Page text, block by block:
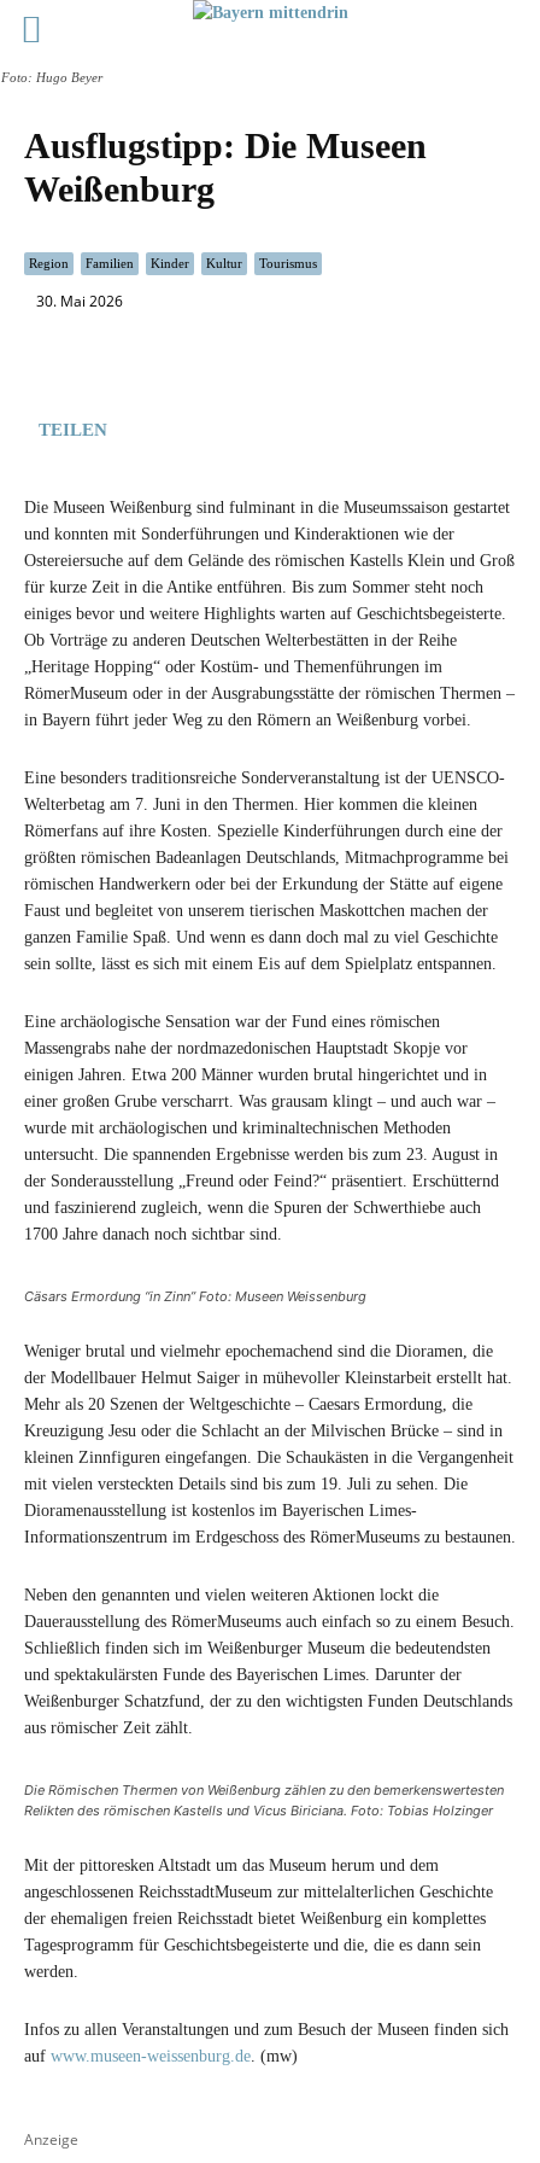
Ausflugstipp: Die Museen
Weißenburg
Region Familien Kinder Kultur Tourismus
30. Mai 2026
Foto: Hugo Beyer
TEILEN
Die Museen Weißenburg sind fulminant in die Museumssaison gestartet
und konnten mit Sonderführungen und Kinderaktionen wie der
Ostereiersuche auf dem Gelände des römischen Kastells Klein und Groß
für kurze Zeit in die Antike entführen. Bis zum Sommer steht noch
einiges bevor und weitere Highlights warten auf Geschichtsbegeisterte.
Ob Vorträge zu anderen Deutschen Welterbestätten in der Reihe
„Heritage Hopping“ oder Kostüm- und Themenführungen im
RömerMuseum oder in der Ausgrabungsstätte der römischen Thermen –
in Bayern führt jeder Weg zu den Römern an Weißenburg vorbei.
Eine besonders traditionsreiche Sonderveranstaltung ist der UENSCO-
Welterbetag am 7. Juni in den Thermen. Hier kommen die kleinen
Römerfans auf ihre Kosten. Spezielle Kinderführungen durch eine der
größten römischen Badeanlagen Deutschlands, Mitmachprogramme bei
römischen Handwerkern oder bei der Erkundung der Stätte auf eigene
Faust und begleitet von unserem tierischen Maskottchen machen der
ganzen Familie Spaß. Und wenn es dann doch mal zu viel Geschichte
sein sollte, lässt es sich mit einem Eis auf dem Spielplatz entspannen.
Eine archäologische Sensation war der Fund eines römischen
Massengrabs nahe der nordmazedonischen Hauptstadt Skopje vor
einigen Jahren. Etwa 200 Männer wurden brutal hingerichtet und in
einer großen Grube verscharrt. Was grausam klingt – und auch war –
wurde mit archäologischen und kriminaltechnischen Methoden
untersucht. Die spannenden Ergebnisse werden bis zum 23. August in
der Sonderausstellung „Freund oder Feind?“ präsentiert. Erschütternd
und faszinierend zugleich, wenn die Spuren der Schwerthiebe auch
1700 Jahre danach noch sichtbar sind.
Cäsars Ermordung “in Zinn” Foto: Museen Weissenburg
Weniger brutal und vielmehr epochemachend sind die Dioramen, die
der Modellbauer Helmut Saiger in mühevoller Kleinstarbeit erstellt hat.
Mehr als 20 Szenen der Weltgeschichte – Caesars Ermordung, die
Kreuzigung Jesu oder die Schlacht an der Milvischen Brücke – sind in
kleinen Zinnfiguren eingefangen. Die Schaukästen in die Vergangenheit
mit vielen versteckten Details sind bis zum 19. Juli zu sehen. Die
Dioramenausstellung ist kostenlos im Bayerischen Limes-
Informationszentrum im Erdgeschoss des RömerMuseums zu bestaunen.
Neben den genannten und vielen weiteren Aktionen lockt die
Dauerausstellung des RömerMuseums auch einfach so zu einem Besuch.
Schließlich finden sich im Weißenburger Museum die bedeutendsten
und spektakulärsten Funde des Bayerischen Limes. Darunter der
Weißenburger Schatzfund, der zu den wichtigsten Funden Deutschlands
aus römischer Zeit zählt.
Die Römischen Thermen von Weißenburg zählen zu den bemerkenswertesten
Relikten des römischen Kastells und Vicus Biriciana. Foto: Tobias Holzinger
Mit der pittoresken Altstadt um das Museum herum und dem
angeschlossenen ReichsstadtMuseum zur mittelalterlichen Geschichte
der ehemaligen freien Reichsstadt bietet Weißenburg ein komplettes
Tagesprogramm für Geschichtsbegeisterte und die, die es dann sein
werden.
Infos zu allen Veranstaltungen und zum Besuch der Museen finden sich
auf www.museen-weissenburg.de . (mw)
Anzeige